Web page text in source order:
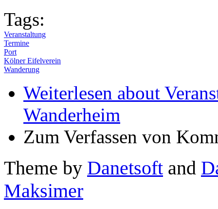
Tags:
Veranstaltung
Termine
Port
Kölner Eifelverein
Wanderung
Weiterlesen about
Wanderheim
Zum Verfassen von
Theme by Danetsoft and
Maksimer